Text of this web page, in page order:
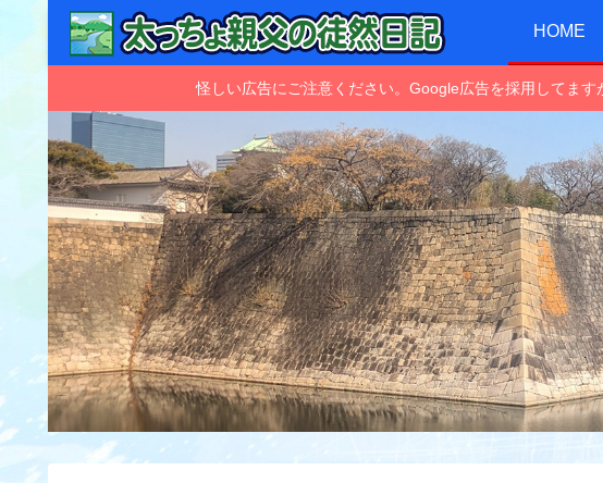
HOME
怪しい広告にご注意ください。Google広告を採用してま